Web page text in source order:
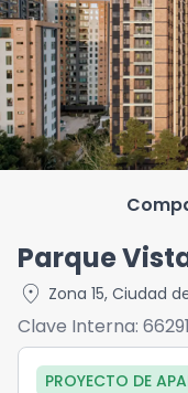
Parque
location_on Zona 15, Ciudad
Clave Interna:
PROYECTO DE